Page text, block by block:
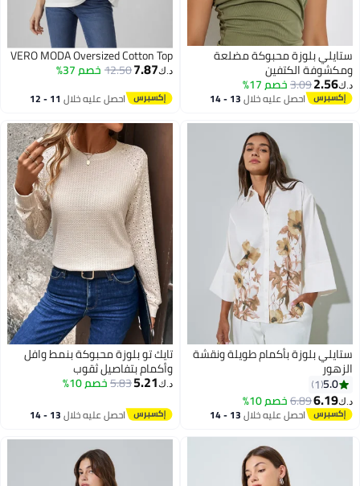
ستايلي بلوزة محبوكة مضلعة
ومكشوفة الكتفين
د.ك‏2.56
3.09خصم 17%
احصل عليه خلال 13 - 14
VERO MODA Oversized Cotton Top
د.ك‏7.87
12.50خصم 37%
احصل عليه خلال 11 - 12
2
ستايلي بلوزة بأكمام طويلة ونقشة
الزهور
5.0
1
د.ك‏6.19
6.89خصم 10%
احصل عليه خلال 13 - 14
اغسطس
تايك تو بلوزة محبوكة بنمط وافل
وأكمام بتفاصيل ثقوب
د.ك‏5.21
5.83خصم 10%
احصل عليه خلال 13 - 14
اغسطس